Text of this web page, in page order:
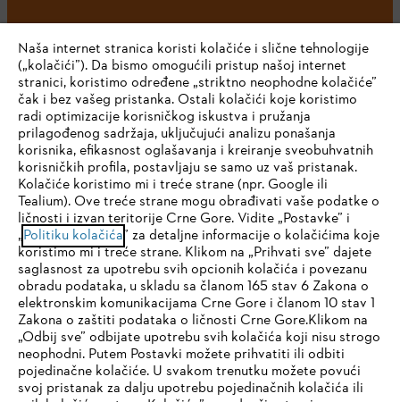
Kompanija
STIHL FAQ
Servis
Politika privatnosti Pravni osnovi Kolačići
IHR BROWSER WIRD NICHT
UNTERSTÜTZT
Sie nutzen einen Browser, den wir noch nicht unterstützen. Für
eine optimale Nutzung unserer Seite empfehlen wir Ihnen, zu
einem der folgenden Browser zu wechseln:
Naša internet stranica koristi kolačiće i slične tehnologije
(„kolačići”). Da bismo omogućili pristup našoj internet
stranici, koristimo određene „striktno neophodne kolačiće”
čak i bez vašeg pristanka. Ostali kolačići koje koristimo
radi optimizacije korisničkog iskustva i pružanja
prilagođenog sadržaja, uključujući analizu ponašanja
korisnika, efikasnost oglašavanja i kreiranje sveobuhvatnih
korisničkih profila, postavljaju se samo uz vaš pristanak.
Kolačiće koristimo mi i treće strane (npr. Google ili
Tealium). Ove treće strane mogu obrađivati vaše podatke o
ličnosti i izvan teritorije Crne Gore. Vidite „Postavke” i
„Politiku kolačića” za detaljne informacije o kolačićima koje
koristimo mi i treće strane. Klikom na „Prihvati sve” dajete
saglasnost za upotrebu svih opcionih kolačića i povezanu
obradu podataka, u skladu sa članom 165 stav 6 Zakona o
elektronskim komunikacijama Crne Gore i članom 10 stav 1
Zakona o zaštiti podataka o ličnosti Crne Gore.Klikom na
„Odbij sve” odbijate upotrebu svih kolačića koji nisu strogo
neophodni. Putem Postavki možete prihvatiti ili odbiti
pojedinačne kolačiće. U svakom trenutku možete povući
svoj pristanak za dalju upotrebu pojedinačnih kolačića ili